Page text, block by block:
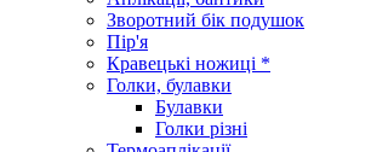
Зворотний бік подушок
Пір'я
Кравецькі ножиці *
Голки, булавки
Булавки
Голки різні